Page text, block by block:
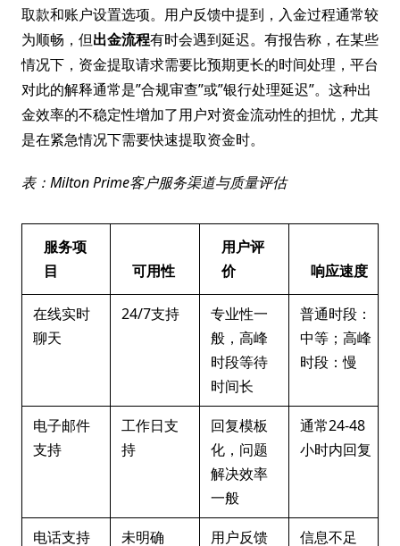
取款和账户设置选项。用户反馈中提到，入金过程通常较
为顺畅，但出金流程有时会遇到延迟。有报告称，在某些
情况下，资金提取请求需要比预期更长的时间处理，平台
对此的解释通常是”合规审查”或”银行处理延迟”。这种出
金效率的不稳定性增加了用户对资金流动性的担忧，尤其
是在紧急情况下需要快速提取资金时。
表：Milton Prime客户服务渠道与质量评估
服务项
目
可用性
用户评
价
响应速度
在线实时
聊天
24/7支持
专业性一
般，高峰
时段等待
时间长
普通时段：
中等；高峰
时段：慢
电子邮件
支持
工作日支
持
回复模板
化，问题
解决效率
一般
通常24-48
小时内回复
电话支持 未明确
用户反馈
信息不足